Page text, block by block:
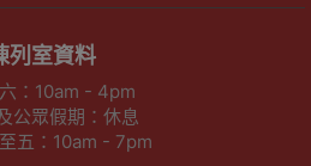
列室資料
：10am - 4pm
公眾假期：休息
五：10am - 7pm